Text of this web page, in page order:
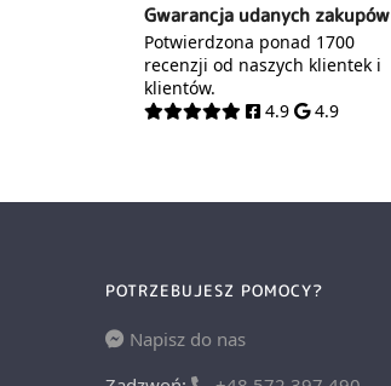
Gwarancja udanych zakupów
Potwierdzona ponad 1700
recenzji od naszych klientek i
klientów.
4.9
4.9
POTRZEBUJESZ POMOCY?
Napisz do nas